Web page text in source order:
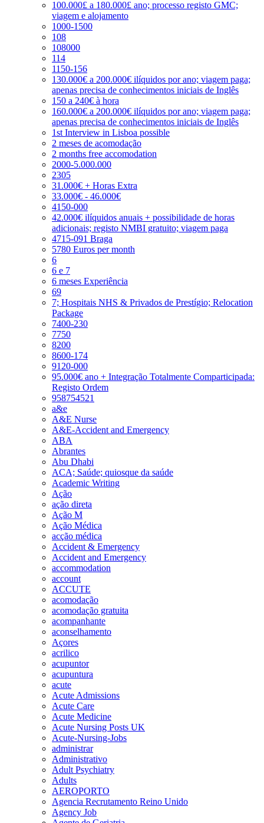
100.000£ a 180.000£ ano; processo registo GMC;
viagem e alojamento
1000-1500
108
108000
114
1150-156
130.000€ a 200.000€ ilíquidos por ano; viagem paga;
apenas precisa de conhecimentos iniciais de Inglês
150 a 240€ à hora
160.000€ a 200.000€ ilíquidos por ano; viagem paga;
apenas precisa de conhecimentos iniciais de Inglês
1st Interview in Lisboa possible
2 meses de acomodação
2 months free accomodation
2000-5.000.000
2305
31.000€ + Horas Extra
33.000€ - 46.000€
4150-000
42.000€ ilíquidos anuais + possibilidade de horas
adicionais; registo NMBI gratuito; viagem paga
4715-091 Braga
5780 Euros per month
6
6 e 7
6 meses Experiência
69
7; Hospitais NHS & Privados de Prestígio; Relocation
Package
7400-230
7750
8200
8600-174
9120-000
95.000€ ano + Integração Totalmente Comparticipada:
Registo Ordem
958754521
a&e
A&E Nurse
A&E-Accident and Emergency
ABA
Abrantes
Abu Dhabi
ACA; Saúde; quiosque da saúde
Academic Writing
Ação
ação direta
Ação M
Ação Médica
acção médica
Accident & Emergency
Accident and Emergency
accommodation
account
ACCUTE
acomodação
acomodação gratuita
acompanhante
aconselhamento
Açores
acrilico
acupuntor
acupuntura
acute
Acute Admissions
Acute Care
Acute Medicine
Acute Nursing Posts UK
Acute-Nursing-Jobs
administrar
Administrativo
Adult Psychiatry
Adults
AEROPORTO
Agencia Recrutamento Reino Unido
Agency Job